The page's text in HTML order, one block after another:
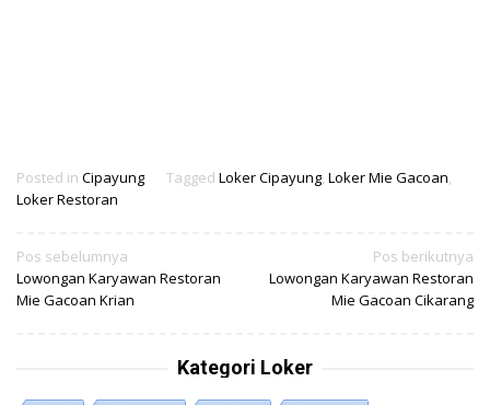
Posted in Cipayung Tagged Loker Cipayung, Loker Mie Gacoan,
Loker Restoran
Navigasi
pos
Pos sebelumnya
Lowongan Karyawan Restoran
Mie Gacoan Krian
Pos berikutnya
Lowongan Karyawan Restoran
Mie Gacoan Cikarang
Kategori Loker